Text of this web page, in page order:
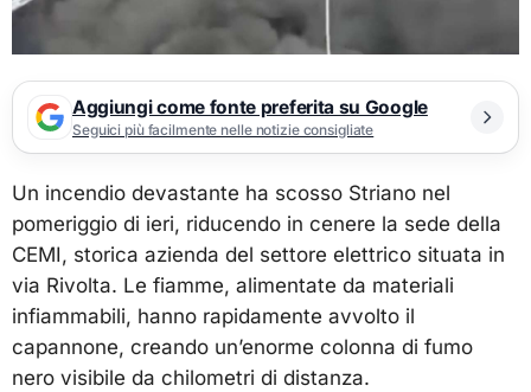
Aggiungi come fonte preferita su Google
Seguici più facilmente nelle notizie consigliate
Un incendio devastante ha scosso Striano nel
pomeriggio di ieri, riducendo in cenere la sede della
CEMI, storica azienda del settore elettrico situata in
via Rivolta. Le fiamme, alimentate da materiali
infiammabili, hanno rapidamente avvolto il
capannone, creando un’enorme colonna di fumo
nero visibile da chilometri di distanza.